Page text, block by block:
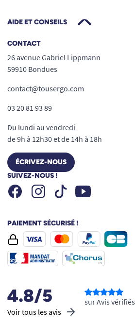
AIDE ET CONSEILS
CONTACT
26 avenue Gabriel Lippmann
59910 Bondues
contact@tousergo.com
03 20 81 93 89
Du lundi au vendredi
de 9h à 12h30 et de 14h à 18h
ÉCRIVEZ-NOUS
SUIVEZ-NOUS !
FacebookInstagramTiktok Youtube
PAIEMENT SÉCURISÉ !
4.8/5
Voir tous les avis
sur Avis vérifiés